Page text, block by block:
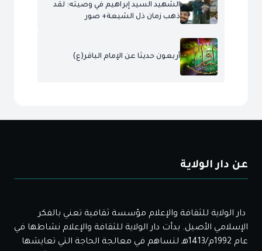
الشهيد السيد إبراهيم في وصيته: لقد
ذهب زمان ذل الشيعة+ صور
أربعون حديثا عن الإمام الباقر(ع)
عن دار الولاية
دار الولاية للثقافة والإعلام مؤسسة ثقافية تعني بالفكر
الإسلامي الأصيل. بدأت دار الولاية للثقافة والإعلام نشاطها في
عام 1992م/1413هـ لتساهم في معالجة الحاجة التي تعايشها